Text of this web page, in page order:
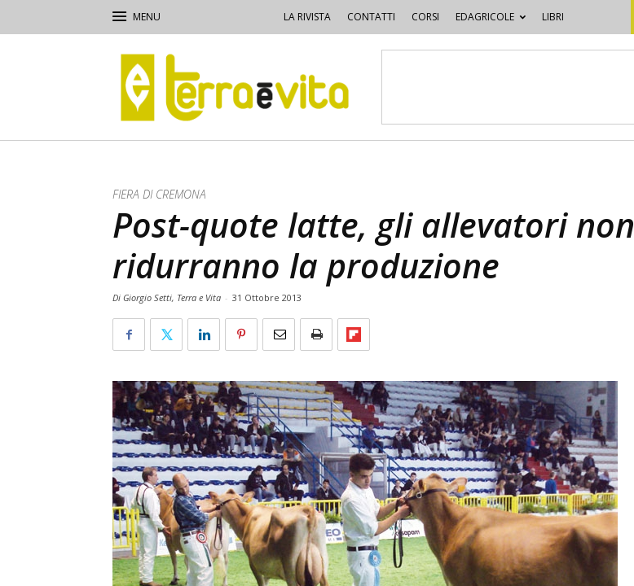
LA RIVISTA CONTATTI CORSI EDAGRICOLE LIBRI
Terra
e
Vita
FIERA DI CREMONA
Post-quote latte, gli allevatori non
ridurranno la produzione
Di Giorgio Setti, Terra e Vita - 31 Ottobre 2013